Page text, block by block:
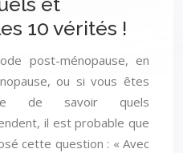
10 vérités !
post-ménopause, en
ou si vous êtes
de savoir quels
il est probable que
cette question : « Avec